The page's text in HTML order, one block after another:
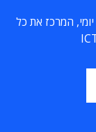
המרכז את כל